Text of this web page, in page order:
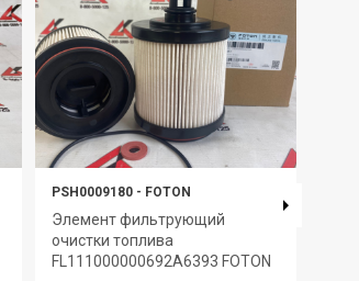
PSH0009180 - FOTON
Элемент фильтрующий
очистки топлива
FL111000000692A6393 FOTON